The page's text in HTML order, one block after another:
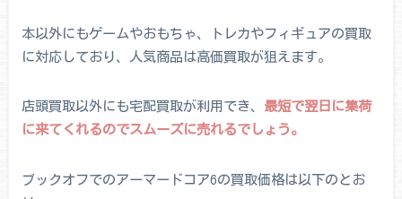
本以外にもゲームやおもちゃ、トレカやフィギュアの買取
に対応しており、人気商品は高価買取が狙えます。
店頭買取以外にも宅配買取が利用でき、 最短で翌日に集荷
に来てくれるのでスムーズに売れるでしょう。
ブックオフでのアーマードコア6の買取価格は以下のとお